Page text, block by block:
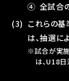
④ 全試合
これらの
は、抽選に
※試合が実
は、U18